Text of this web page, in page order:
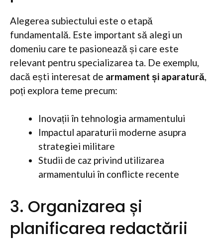
Alegerea subiectului este o etapă
fundamentală. Este important să alegi un
domeniu care te pasionează și care este
relevant pentru specializarea ta. De exemplu,
dacă ești interesat de armament și aparatură
poți explora teme precum:
Inovații în tehnologia armamentului
Impactul aparaturii moderne asupra
strategiei militare
Studii de caz privind utilizarea
armamentului în conflicte recente
3. Organizarea și
planificarea redactării